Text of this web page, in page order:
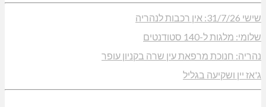
שישי 31/7/26: אין רכבות לנהריה
שלומי: מלגות ל-140 סטודנטים
נהריה: חנוכת מרפאת עין שרה בקניון עופר
ג'אז יין ושקיעה בגליל